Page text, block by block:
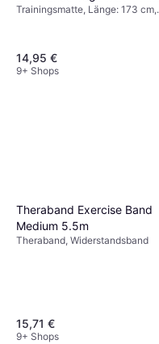
Trainingsmatte, Länge: 173 cm,
14,95 €
9+ Shops
Theraband Exercise Band
Medium 5.5m
Theraband, Widerstandsband
15,71 €
9+ Shops